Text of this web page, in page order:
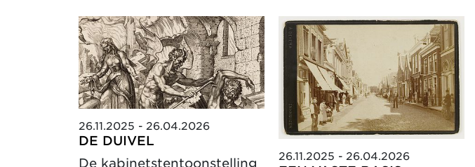
26.11.2025 - 26.04.2026
DE DUIVEL
De kabinetstentoonstelling
26.11.2025 - 26.04.2026